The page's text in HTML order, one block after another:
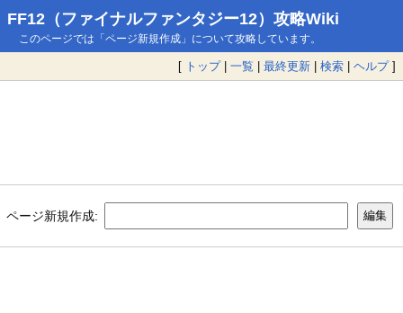
FF12（ファイナルファンタジー12）攻略Wiki
このページでは「ページ新規作成」について攻略しています。
[ トップ| 一覧 | 最終更新 | 検索 | ヘルプ]
ページ新規作成: